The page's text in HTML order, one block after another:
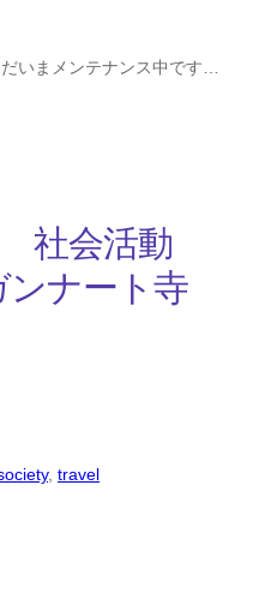
いまメンテナンス中です…
社会活動
ナート寺
, travel